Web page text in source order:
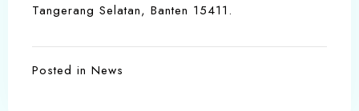
Tangerang Selatan, Banten 15411.
Posted in News